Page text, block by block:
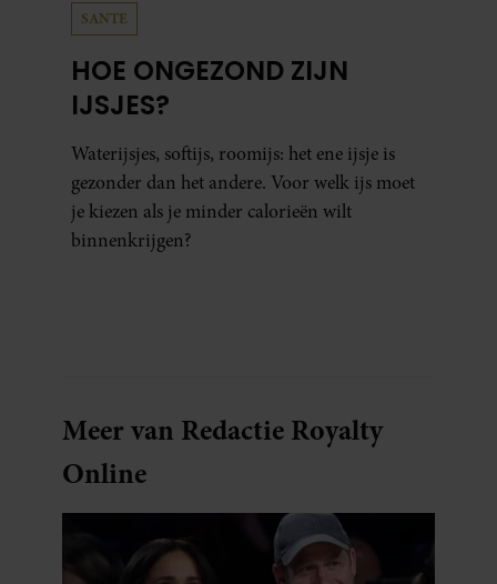
SANTE
HOE ONGEZOND ZIJN
IJSJES?
Waterijsjes, softijs, roomijs: het ene ijsje is
gezonder dan het andere. Voor welk ijs moet
je kiezen als je minder calorieën wilt
binnenkrijgen?
Meer van Redactie Royalty
Online